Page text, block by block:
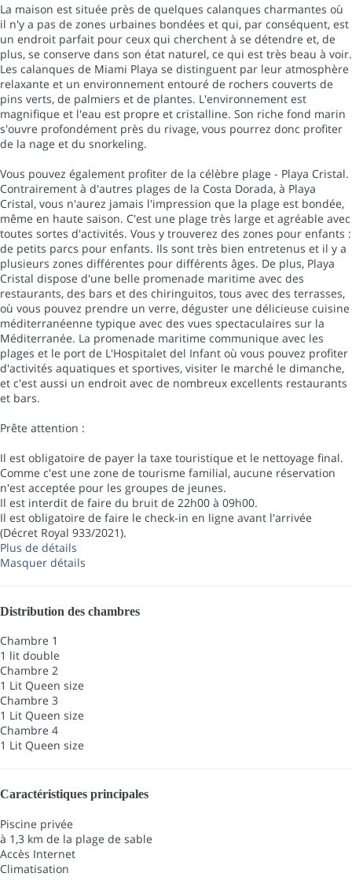
La maison est située près de quelques calanques charmantes où
il n'y a pas de zones urbaines bondées et qui, par conséquent, est
un endroit parfait pour ceux qui cherchent à se détendre et, de
plus, se conserve dans son état naturel, ce qui est très beau à voir.
Les calanques de Miami Playa se distinguent par leur atmosphère
relaxante et un environnement entouré de rochers couverts de
pins verts, de palmiers et de plantes. L'environnement est
magnifique et l'eau est propre et cristalline. Son riche fond marin
s'ouvre profondément près du rivage, vous pourrez donc profiter
de la nage et du snorkeling.
Vous pouvez également profiter de la célèbre plage - Playa Cristal.
Contrairement à d'autres plages de la Costa Dorada, à Playa
Cristal, vous n'aurez jamais l'impression que la plage est bondée,
même en haute saison. C'est une plage très large et agréable avec
toutes sortes d'activités. Vous y trouverez des zones pour enfants :
de petits parcs pour enfants. Ils sont très bien entretenus et il y a
plusieurs zones différentes pour différents âges. De plus, Playa
Cristal dispose d'une belle promenade maritime avec des
restaurants, des bars et des chiringuitos, tous avec des terrasses,
où vous pouvez prendre un verre, déguster une délicieuse cuisine
méditerranéenne typique avec des vues spectaculaires sur la
Méditerranée. La promenade maritime communique avec les
plages et le port de L'Hospitalet del Infant où vous pouvez profiter
d'activités aquatiques et sportives, visiter le marché le dimanche,
et c'est aussi un endroit avec de nombreux excellents restaurants
et bars.
Prête attention :
Il est obligatoire de payer la taxe touristique et le nettoyage final.
Comme c'est une zone de tourisme familial, aucune réservation
n'est acceptée pour les groupes de jeunes.
Il est interdit de faire du bruit de 22h00 à 09h00.
Il est obligatoire de faire le check-in en ligne avant l'arrivée
(Décret Royal 933/2021).
Plus de détails
Masquer détails
Distribution des chambres
Chambre 1
1 lit double
Chambre 2
1 Lit Queen size
Chambre 3
1 Lit Queen size
Chambre 4
1 Lit Queen size
Caractéristiques principales
Piscine privée
à 1,3 km de la plage de sable
Accès Internet
Climatisation